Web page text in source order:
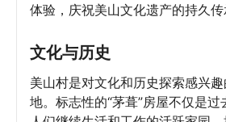
体验，庆祝美山文化遗产的持久传
文化与历史
美山村是对文化和历史探索感兴
地。标志性的“茅葺”房屋不仅是